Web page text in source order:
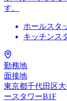
す。
ホールスタ
キッチンス
勤務地
面接地
東京都千代田区
ースタワーB1F